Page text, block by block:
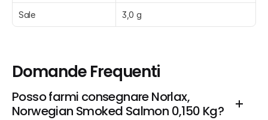
Sale 3,0 g
Domande Frequenti
Posso farmi consegnare Norlax,
Norwegian Smoked Salmon 0,150 Kg?